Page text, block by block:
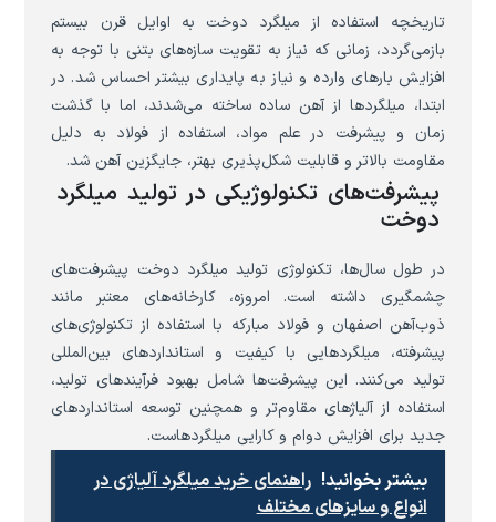
تاریخچه استفاده از میلگرد دوخت به اوایل قرن بیستم
بازمی‌گردد، زمانی که نیاز به تقویت سازه‌های بتنی با توجه به
افزایش بارهای وارده و نیاز به پایداری بیشتر احساس شد. در
ابتدا، میلگردها از آهن ساده ساخته می‌شدند، اما با گذشت
زمان و پیشرفت در علم مواد، استفاده از فولاد به دلیل
مقاومت بالاتر و قابلیت شکل‌پذیری بهتر، جایگزین آهن شد.
پیشرفت‌های تکنولوژیکی در تولید میلگرد
دوخت
در طول سال‌ها، تکنولوژی تولید میلگرد دوخت پیشرفت‌های
چشمگیری داشته است. امروزه، کارخانه‌های معتبر مانند
ذوب‌آهن اصفهان و فولاد مبارکه با استفاده از تکنولوژی‌های
پیشرفته، میلگردهایی با کیفیت و استانداردهای بین‌المللی
تولید می‌کنند. این پیشرفت‌ها شامل بهبود فرآیندهای تولید،
استفاده از آلیاژهای مقاوم‌تر و همچنین توسعه استانداردهای
جدید برای افزایش دوام و کارایی میلگردهاست.
بیشتر بخوانید! راهنمای خرید میلگرد آلیاژی در
انواع و سایزهای مختلف